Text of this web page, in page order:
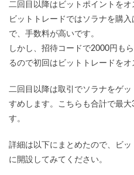
二回目以降はビットポイントをオ
ビットトレードではソラナを購
で、手数料が高いです。
しかし、招待コードで2000円も
るので初回はビットトレードをオ
二回目以降は取引でソラナをゲ
すめします。こちらも合計で最
す。
詳細は以下にまとめたので、ビ
に開設してみてください。